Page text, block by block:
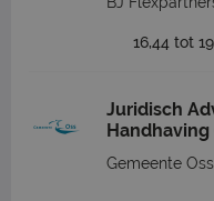
16,44 tot 19
Juridisch
Handhaving
Gemeente Oss